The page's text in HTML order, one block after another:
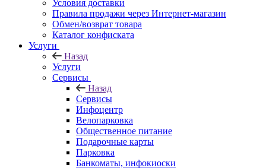
Условия доставки
Правила продажи через Интернет-магазин
Обмен/возврат товара
Каталог конфиската
Услуги
Назад
Услуги
Сервисы
Назад
Сервисы
Инфоцентр
Велопарковка
Общественное питание
Подарочные карты
Парковка
Банкоматы, инфокиоски